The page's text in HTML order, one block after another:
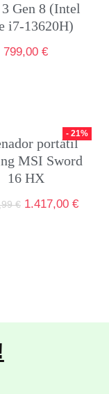
Gen 8 (Intel
i7-13620H)
799,00€
- 21%
portátil
MSI Sword
16 HX
€ 1.417,00 €